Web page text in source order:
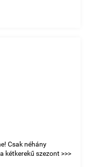
Csak néhány
kétkerekű szezont >>>